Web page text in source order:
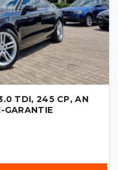
TDI, 245 CP, AN
GARANTIE